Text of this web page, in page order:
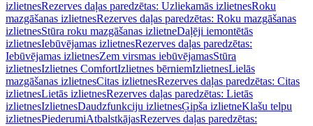
izlietnesRezerves daļas paredzētas: Uzliekamās izlietnesRoku
mazgāšanas izlietnesRezerves daļas paredzētas: Roku mazgāšanas
izlietnesStūra roku mazgāšanas izlietneDaļēji iemontētās
izlietnesIebūvējamas izlietnesRezerves daļas paredzētas:
Iebūvējamas izlietnesZem virsmas iebūvējamasStūra
izlietnesIzlietnes ComfortIzlietnes bērniemIzlietnesLielās
mazgāšanas izlietnesCitas izlietnesRezerves daļas paredzētas: Citas
izlietnesLietās izlietnesRezerves daļas paredzētas: Lietās
izlietnesIzlietnesDaudzfunkciju izlietnesĢipša izlietneKlašu telpu
izlietnesPiederumiAtbalstkājasRezerves daļas paredzētas: